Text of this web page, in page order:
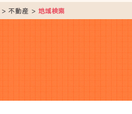
>不動産 >地域検索